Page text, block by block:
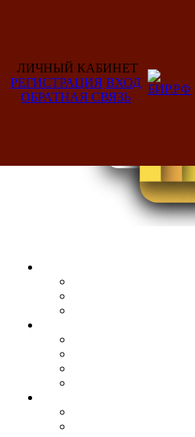
Добро
ЛИЧНЫЙ КАБИНЕТ
РЕГИСТРАЦИЯ ВХОД
ОБРАТНАЯ СВЯЗЬ